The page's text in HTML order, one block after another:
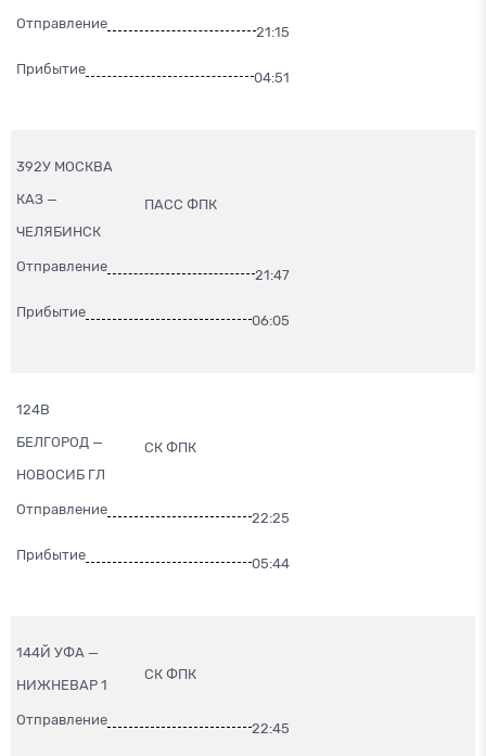
Отправление
21:15
Прибытие
04:51
392У МОСКВА
КАЗ —
ЧЕЛЯБИНСК
ПАСС ФПК
Отправление
21:47
Прибытие
06:05
124В
БЕЛГОРОД —
НОВОСИБ ГЛ
СК ФПК
Отправление
22:25
Прибытие
05:44
144Й УФА —
НИЖНЕВАР 1
СК ФПК
Отправление
22:45